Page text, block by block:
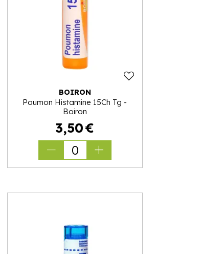
BOIRON
Poumon Histamine 15Ch Tg -
Boiron
3,50€
0